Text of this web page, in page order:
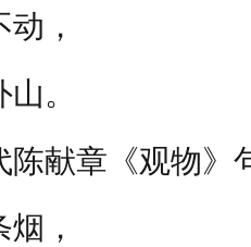
，
。
陈献章《观物》
，